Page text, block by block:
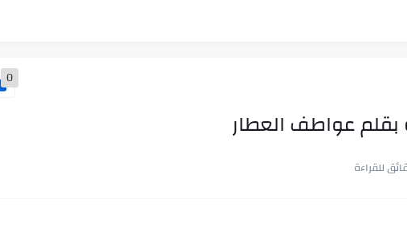
على هويته ،...
شيوخ التريند وصناعة وعي...
0
بقلم عواطف العطار